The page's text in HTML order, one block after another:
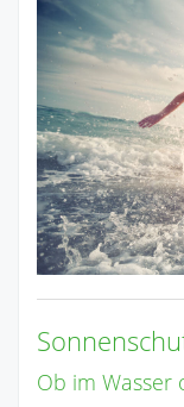
Ob im Wasser